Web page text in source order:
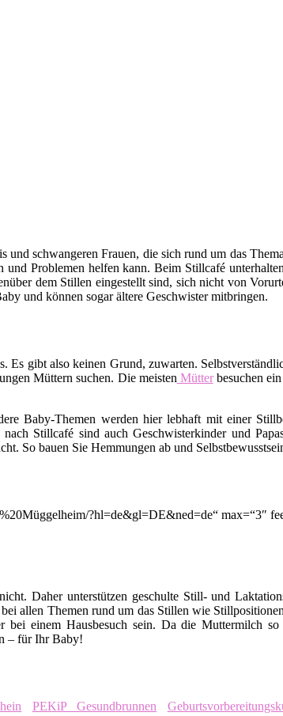
schwangeren Frauen, die sich rund um das
Problemen helfen kann. Beim Stillcafé
dem Stillen eingestellt sind, sich nicht von
und können sogar ältere Geschwister mitbringen.
gibt also keinen Grund, zuwarten.
Müttern suchen. Die meisten Mütterbesuchen
Baby-Themen werden hier lebhaft mit einer
Stillcafé sind auch Geschwisterkinder und
So bauen Sie Hemmungen ab und
?hl=de&gl=DE&ned=de“ max=“3″
Daher unterstützen geschulte Still- und
allen Themen rund um das Stillen wie
einem Hausbesuch sein. Da die Muttermilch
– für Ihr Baby!
PEKiP Gesundbrunnen